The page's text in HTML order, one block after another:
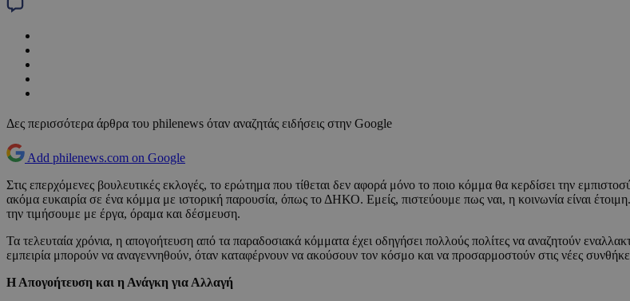
Δες περισσότερα άρθρα του philenews όταν αναζητάς ειδήσεις στην Google
Add philenews.com on Google
Στις επερχόμενες βουλευτικές εκλογές, το ερώτημα που τίθεται δεν αφορά μόνο το ποιο κόμμα θα κερδίσει την
ακόμα ευκαιρία σε ένα κόμμα με ιστορική παρουσία, όπως το ΔΗΚΟ. Εμείς, πιστεύουμε πως ναι, η κοινωνία είναι
την τιμήσουμε με έργα, όραμα και δέσμευση.
Τα τελευταία χρόνια, η απογοήτευση από τα παραδοσιακά κόμματα έχει οδηγήσει πολλούς πολίτες να αναζητούν
εμπειρία μπορούν να αναγεννηθούν, όταν καταφέρνουν να ακούσουν τον κόσμο και να προσαρμοστούν στις νέες
Η Απογοήτευση και η Ανάγκη για Αλλαγή